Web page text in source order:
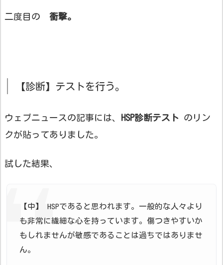
二度目の 衝撃。
【診断】テストを行う。
ウェブニュースの記事には、 HSP診断テスト
のリン
クが貼ってありました。
試した結果、
【中】 HSPであると思われます。一般的な人々より
も非常に繊細な心を持っています。傷つきやすいか
もしれませんが敏感であることは過ちではありませ
ん。